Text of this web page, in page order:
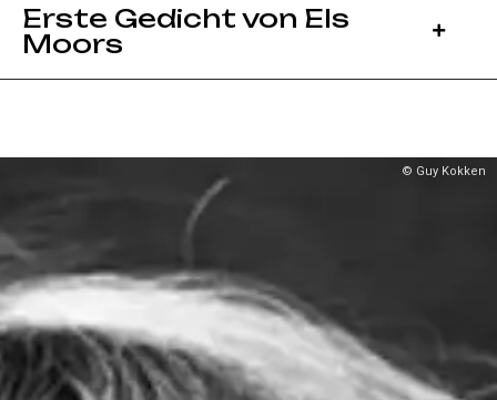
Erste Gedicht von Els
Moors
© Guy Kokken